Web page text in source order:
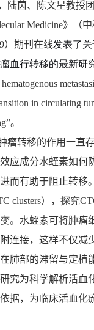
陆茵、陈文星教授
Medicine》（
）期刊在线发表了
血行转移的最新研
in circulating
。
瘤转移的作用一直
应成分水蛭素如何
而有助于阻止转移
clusters）， 探究
。水蛭素可将肿瘤
连接，这样不仅减
肺部的滞留与定植
究为科学解析活血
据，为临床活血化